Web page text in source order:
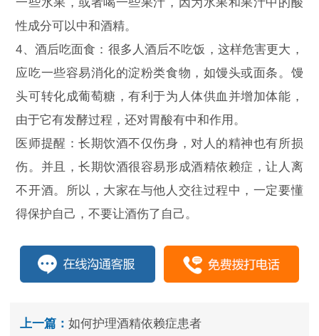
一些水果，或者喝一些果汁，因为水果和果汁中的酸
性成分可以中和酒精。
4、酒后吃面食：很多人酒后不吃饭，这样危害更大，
应吃一些容易消化的淀粉类食物，如馒头或面条。馒
头可转化成葡萄糖，有利于为人体供血并增加体能，
由于它有发酵过程，还对胃酸有中和作用。
医师提醒：长期饮酒不仅伤身，对人的精神也有所损
伤。并且，长期饮酒很容易形成酒精依赖症，让人离
不开酒。所以，大家在与他人交往过程中，一定要懂
得保护自己，不要让酒伤了自己。
上一篇： 如何护理酒精依赖症患者